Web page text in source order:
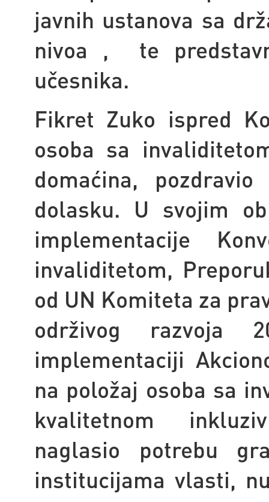
javnih ustanova sa
nivoa , te
učesnika.
Fikret Zuko ispred
osoba sa
domaćina,
dolasku. U svojim
implementacije
invaliditetom,
od UN Komiteta za
održivog razvoja
implementaciji
na položaj osoba sa
kvalitetnom
naglasio potrebu
institucijama vlasti,